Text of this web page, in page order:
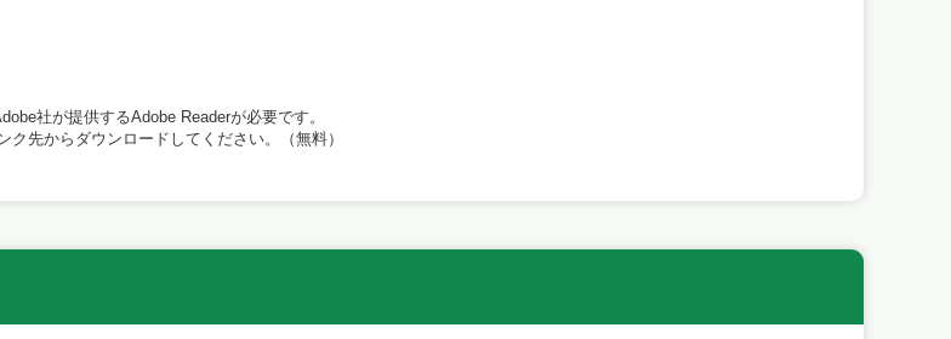
社が提供するAdobe Readerが必要です。
先からダウンロードしてください。（無料）